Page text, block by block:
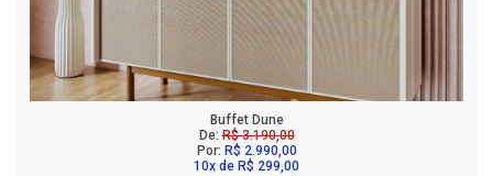
Buffet Dune
De:R$ 3.190,00
Por: R$ 2.990,00
10x de R$ 299,00